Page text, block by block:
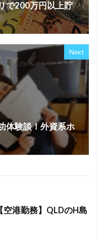
で200万円以上貯
Next
体験談！外資系ホ
【空港勤務】QLDのH島